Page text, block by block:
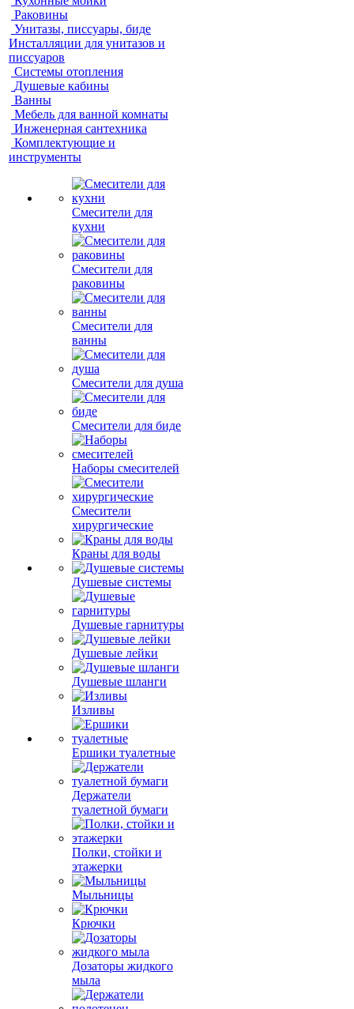
Раковины
Унитазы, писсуары, биде
Инсталляции для унитазов и
писсуаров
Системы отопления
Душевые кабины
Ванны
Мебель для ванной комнаты
Инженерная сантехника
Комплектующие и
инструменты
Смесители для
кухни
Смесители для
раковины
Смесители для
ванны
Смесители для душа
Смесители для биде
Наборы смесителей
Смесители
хирургические
Краны для воды
Душевые системы
Душевые гарнитуры
Душевые лейки
Душевые шланги
Изливы
Ершики туалетные
Держатели
туалетной бумаги
Полки, стойки и
этажерки
Мыльницы
Крючки
Дозаторы жидкого
мыла